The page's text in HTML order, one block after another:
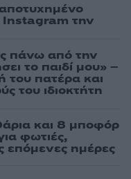
Instagram την
πάνω από την
το παιδί μου» –
του πατέρα και
του ιδιοκτήτη
και 8 μποφόρ
φωτιές,
επόμενες ημέρες